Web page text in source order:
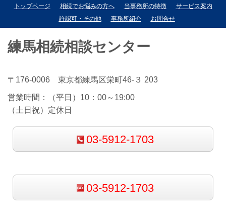
トップページ 相続でお悩みの方へ 当事務所の特徴
サービス案内
許認可・その他
事務所紹介 お問合せ
練馬相続相談センター
〒176-0006 東京都練馬区栄町46-３ 203
営業時間：（平日）10：00～19:00
（土日祝）定休日
03-5912-1703
03-5912-1703